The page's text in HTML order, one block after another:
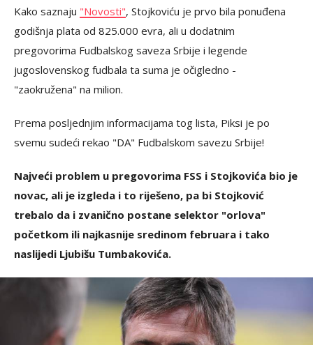
Kako saznaju "Novosti", Stojkoviću je prvo bila ponuđena
godišnja plata od 825.000 evra, ali u dodatnim
pregovorima Fudbalskog saveza Srbije i legende
jugoslovenskog fudbala ta suma je očigledno -
"zaokružena" na milion.
Prema posljednjim informacijama tog lista, Piksi je po
svemu sudeći rekao "DA" Fudbalskom savezu Srbije!
Najveći problem u pregovorima FSS i Stojkovića bio je
novac, ali je izgleda i to riješeno, pa bi Stojković
trebalo da i zvanično postane selektor "orlova"
početkom ili najkasnije sredinom februara i tako
naslijedi Ljubišu Tumbakovića.